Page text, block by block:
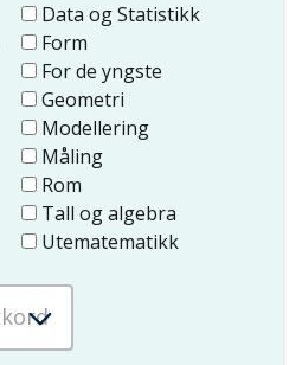
Data og Statistikk
Form
For de yngste
Geometri
Modellering
Måling
Rom
Tall og algebra
Utematematikk